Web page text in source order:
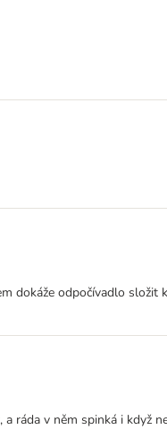
dokáže odpočívadlo složit
ráda v něm spinká i když